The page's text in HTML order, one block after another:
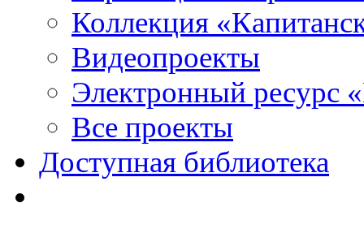
Коллекция
Видеопроекты
Электронный ресурс
Все проекты
Доступная библиотека